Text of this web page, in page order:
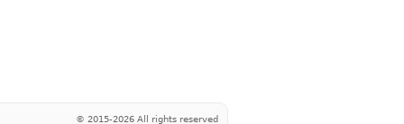
© 2015-2026 All rights reserved